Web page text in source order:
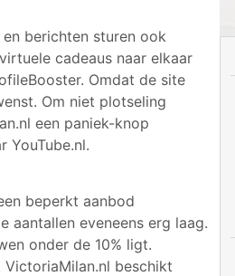
berichten sturen ook
cadeaus naar elkaar
Omdat de site
Om niet plotseling
een paniek-knop
YouTube.nl.
beperkt aanbod
aantallen eveneens erg laag.
onder de 10% ligt.
beschikt